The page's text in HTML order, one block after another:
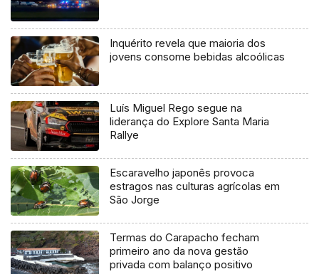
Inquérito revela que maioria dos
jovens consome bebidas alcoólicas
Luís Miguel Rego segue na
liderança do Explore Santa Maria
Rallye
Escaravelho japonês provoca
estragos nas culturas agrícolas em
São Jorge
Termas do Carapacho fecham
primeiro ano da nova gestão
privada com balanço positivo